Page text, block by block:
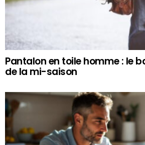
Pantalon en toile homme : le
de la mi-saison